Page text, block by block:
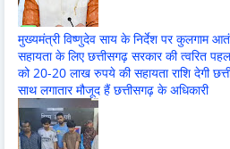
मुख्यमंत्री विष्णुदेव साय के निर्देश पर कुलगाम
सहायता के लिए छत्तीसगढ़ सरकार की त्वरित
को 20-20 लाख रुपये की सहायता राशि देगी
साथ लगातार मौजूद हैं छत्तीसगढ़ के अधिकारी